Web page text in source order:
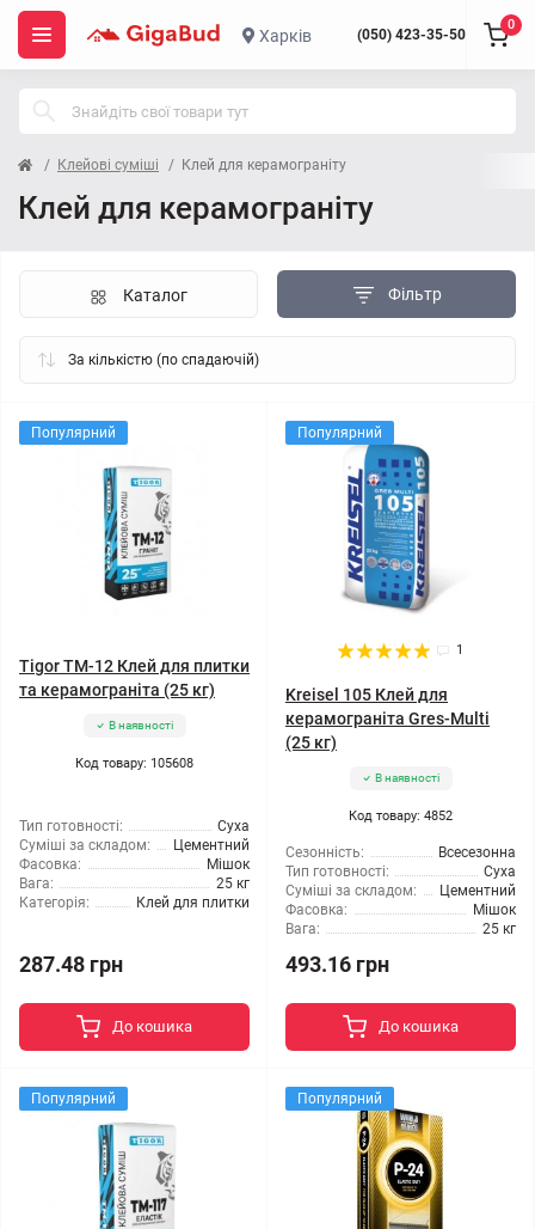
Харків (050) 423-35-50
0
Клейові суміші Клей для керамограніту
Клей для керамограніту
Фільтр
Каталог
Популярний
Tigor TM-12 Клей для плитки
та керамограніта (25 кг)
В наявності
Код товару: 105608
Тип готовності:
Суха
Суміші за складом:
Цементний
Фасовка:
Мішок
Вага:
25 кг
Категорія:
Клей для плитки
287.48 грн
До кошика
Популярний
1
Kreisel 105 Клей для
керамограніта Gres-Multi
(25 кг)
В наявності
Код товару: 4852
Сезонність:
Всесезонна
Тип готовності:
Суха
Суміші за складом:
Цементний
Фасовка:
Мішок
Вага:
25 кг
493.16 грн
До кошика
Популярний Популярний